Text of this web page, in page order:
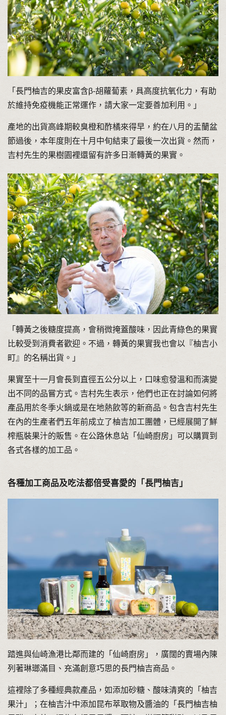
「長門柚吉的果皮富含β-胡蘿蔔素，具高度抗氧化力，有助
於維持免疫機能正常運作，請大家一定要善加利用。」
產地的出貨高峰期較臭橙和酢橘來得早，約在八月的盂蘭盆
節過後，本年度則在十月中旬結束了最後一次出貨。然而，
吉村先生的果樹園裡還留有許多日漸轉黃的果實。
「轉黃之後糖度提高，會稍微掩蓋酸味，因此青綠色的果實
比較受到消費者歡迎。不過，轉黃的果實我也會以『柚吉小
町』的名稱出貨。」
果實至十一月會長到直徑五公分以上，口味愈發溫和而演變
出不同的品嘗方式。吉村先生表示，他們也正在討論如何將
產品用於冬季火鍋或是在地熱飲等的新商品。包含吉村先生
在內的生產者們五年前成立了柚吉加工團體，已經展開了鮮
榨瓶裝果汁的販售。在公路休息站「仙崎廚房」可以購買到
各式各樣的加工品。
各種加工商品及吃法都倍受喜愛的「長門柚吉」
踏進與仙崎漁港比鄰而建的「仙崎廚房」，廣闊的賣場內陳
列著琳瑯滿目、充滿創意巧思的長門柚吉商品。
這裡除了多種經典款產品，如添加砂糖、酸味清爽的「柚吉
果汁」；在柚吉汁中添加昆布萃取物及醬油的「長門柚吉柚